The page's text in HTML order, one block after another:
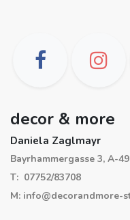
decor & more
Daniela Zaglmayr
Bayrhammergasse 3, A-
T: 07752/83708
M: info@decorandmore-